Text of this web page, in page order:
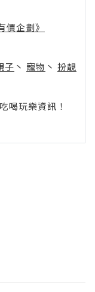
價企劃》
子 丶 寵物 丶 扮靚
喝玩樂資訊！